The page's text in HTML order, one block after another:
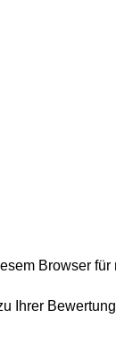
Browser
Ihrer